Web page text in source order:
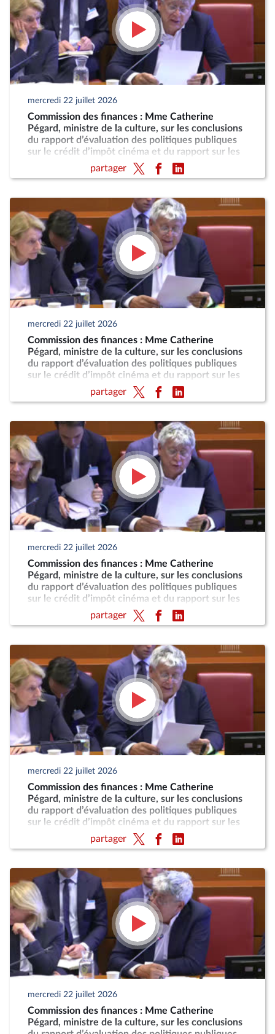
mercredi 22 juillet 2026
Commission des finances : Mme Catherine
Pégard, ministre de la culture, sur les conclusions
du rapport d’évaluation des politiques publiques
sur le crédit d’impôt cinéma et du rapport sur les
taxes sur les services vidéo
partager
mercredi 22 juillet 2026
Commission des finances : Mme Catherine
Pégard, ministre de la culture, sur les conclusions
du rapport d’évaluation des politiques publiques
sur le crédit d’impôt cinéma et du rapport sur les
taxes sur les services vidéo
partager
mercredi 22 juillet 2026
Commission des finances : Mme Catherine
Pégard, ministre de la culture, sur les conclusions
du rapport d’évaluation des politiques publiques
sur le crédit d’impôt cinéma et du rapport sur les
taxes sur les services vidéo
partager
mercredi 22 juillet 2026
Commission des finances : Mme Catherine
Pégard, ministre de la culture, sur les conclusions
du rapport d’évaluation des politiques publiques
sur le crédit d’impôt cinéma et du rapport sur les
taxes sur les services vidéo
partager
mercredi 22 juillet 2026
Commission des finances : Mme Catherine
Pégard, ministre de la culture, sur les conclusions